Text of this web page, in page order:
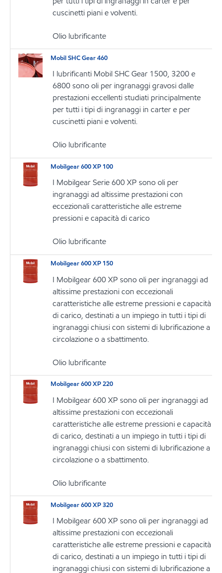
cuscinetti piani e volventi.
Olio lubrificante
Mobil SHC Gear 460
I lubrificanti Mobil SHC Gear 1500, 3200 e
6800 sono oli per ingranaggi gravosi dalle
prestazioni eccellenti studiati principalmente
per tutti i tipi di ingranaggi in carter e per
cuscinetti piani e volventi.
Olio lubrificante
Mobilgear 600 XP 100
I Mobilgear Serie 600 XP sono oli per
ingranaggi ad altissime prestazioni con
eccezionali caratteristiche alle estreme
pressioni e capacità di carico
Olio lubrificante
Mobilgear 600 XP 150
I Mobilgear 600 XP sono oli per ingranaggi ad
altissime prestazioni con eccezionali
caratteristiche alle estreme pressioni e capacità
di carico, destinati a un impiego in tutti i tipi di
ingranaggi chiusi con sistemi di lubrificazione a
circolazione o a sbattimento.
Olio lubrificante
Mobilgear 600 XP 220
I Mobilgear 600 XP sono oli per ingranaggi ad
altissime prestazioni con eccezionali
caratteristiche alle estreme pressioni e capacità
di carico, destinati a un impiego in tutti i tipi di
ingranaggi chiusi con sistemi di lubrificazione a
circolazione o a sbattimento.
Olio lubrificante
Mobilgear 600 XP 320
I Mobilgear 600 XP sono oli per ingranaggi ad
altissime prestazioni con eccezionali
caratteristiche alle estreme pressioni e capacità
di carico, destinati a un impiego in tutti i tipi di
ingranaggi chiusi con sistemi di lubrificazione a